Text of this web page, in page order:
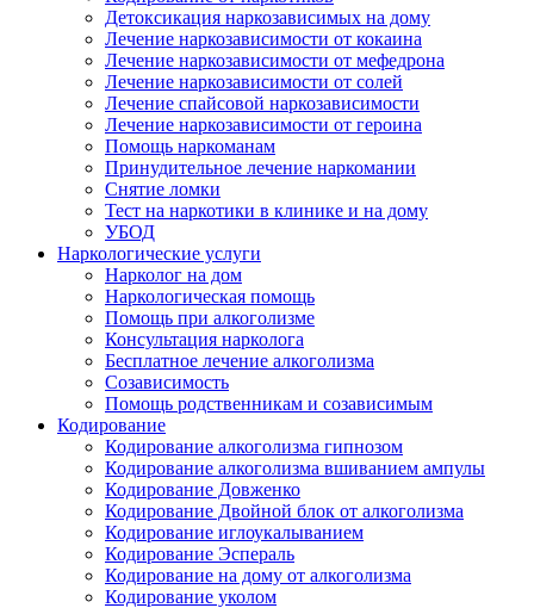
Детоксикация наркозависимых на дому
Лечение наркозависимости от кокаина
Лечение наркозависимости от мефедрона
Лечение наркозависимости от солей
Лечение спайсовой наркозависимости
Лечение наркозависимости от героина
Помощь наркоманам
Принудительное лечение наркомании
Снятие ломки
Тест на наркотики в клинике и на дому
УБОД
Наркологические услуги
Нарколог на дом
Наркологическая помощь
Помощь при алкоголизме
Консультация нарколога
Бесплатное лечение алкоголизма
Созависимость
Помощь родственникам и созависимым
Кодирование
Кодирование алкоголизма гипнозом
Кодирование алкоголизма вшиванием ампулы
Кодирование Довженко
Кодирование Двойной блок от алкоголизма
Кодирование иглоукалыванием
Кодирование Эспераль
Кодирование на дому от алкоголизма
Кодирование уколом